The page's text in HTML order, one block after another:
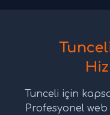
Tunceli için
Profesyonel